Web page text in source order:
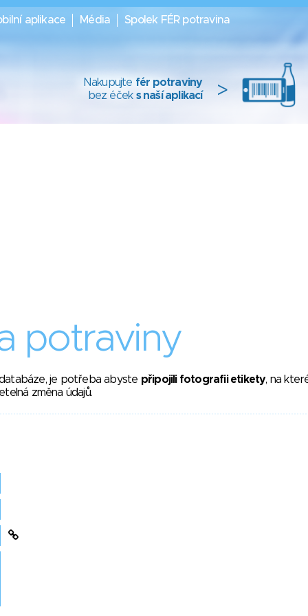
aplikace Média Spolek FÉR potravina
Nakupujte fér potraviny
bez éček s naší aplikací >
potraviny
je potřeba abyste připojili fotografii etikety, na
změna údajů.